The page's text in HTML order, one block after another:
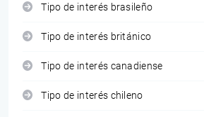
Tipo de interés brasileño
Tipo de interés británico
Tipo de interés canadiense
Tipo de interés chileno